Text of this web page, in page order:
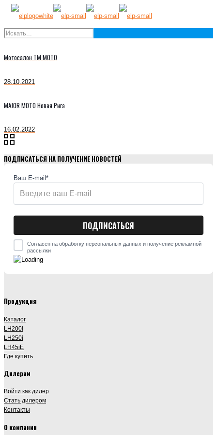
Мотосалон ТМ МОТО
28.10.2021
MAJOR MOTO Новая Рига
16.02.2022
ПОДПИСАТЬСЯ НА ПОЛУЧЕНИЕ НОВОСТЕЙ
Ваш E-mail*
Согласен на обработку персональных данных и получение рекламной
рассылки
Продукция
Каталог
LH200i
LH250i
LH45iE
Где купить
Дилерам
Войти как дилер
Стать дилером
Контакты
О компании